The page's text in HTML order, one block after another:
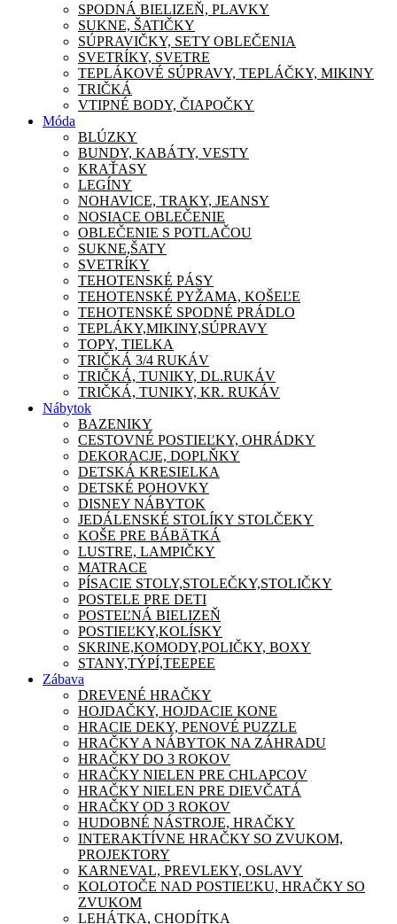
SPODNÁ BIELIZEŇ, PLAVKY
SUKNE, ŠATIČKY
SÚPRAVIČKY, SETY OBLEČENIA
SVETRÍKY, SVETRE
TEPLÁKOVÉ SÚPRAVY, TEPLÁČKY, MIKINY
TRIČKÁ
VTIPNÉ BODY, ČIAPOČKY
Móda
BLÚZKY
BUNDY, KABÁTY, VESTY
KRAŤASY
LEGÍNY
NOHAVICE, TRAKY, JEANSY
NOSIACE OBLEČENIE
OBLEČENIE S POTLAČOU
SUKNE,ŠATY
SVETRÍKY
TEHOTENSKÉ PÁSY
TEHOTENSKÉ PYŽAMA, KOŠEĽE
TEHOTENSKÉ SPODNÉ PRÁDLO
TEPLÁKY,MIKINY,SÚPRAVY
TOPY, TIELKA
TRIČKÁ 3/4 RUKÁV
TRIČKÁ, TUNIKY, DL.RUKÁV
TRIČKÁ, TUNIKY, KR. RUKÁV
Nábytok
BAZENIKY
CESTOVNÉ POSTIEĽKY, OHRÁDKY
DEKORACJE, DOPLŇKY
DETSKÁ KRESIELKA
DETSKÉ POHOVKY
DISNEY NÁBYTOK
JEDÁLENSKÉ STOLÍKY STOLČEKY
KOŠE PRE BÁBÄTKÁ
LUSTRE, LAMPIČKY
MATRACE
PÍSACIE STOLY,STOLEČKY,STOLIČKY
POSTELE PRE DETI
POSTEĽNÁ BIELIZEŇ
POSTIEĽKY,KOLÍSKY
SKRINE,KOMODY,POLIČKY, BOXY
STANY,TÝPÍ,TEEPEE
Zábava
DREVENÉ HRAČKY
HOJDAČKY, HOJDACIE KONE
HRACIE DEKY, PENOVÉ PUZZLE
HRAČKY A NÁBYTOK NA ZÁHRADU
HRAČKY DO 3 ROKOV
HRAČKY NIELEN PRE CHLAPCOV
HRAČKY NIELEN PRE DIEVČATÁ
HRAČKY OD 3 ROKOV
HUDOBNÉ NÁSTROJE, HRAČKY
INTERAKTÍVNE HRAČKY SO ZVUKOM,
PROJEKTORY
KARNEVAL, PREVLEKY, OSLAVY
KOLOTOČE NAD POSTIEĽKU, HRAČKY SO
ZVUKOM
LEHÁTKA, CHODÍTKA